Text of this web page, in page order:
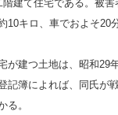
建て住宅である。被害
10キロ、車でおよそ20
が建つ土地は、昭和29
記簿によれば、同氏が
る。